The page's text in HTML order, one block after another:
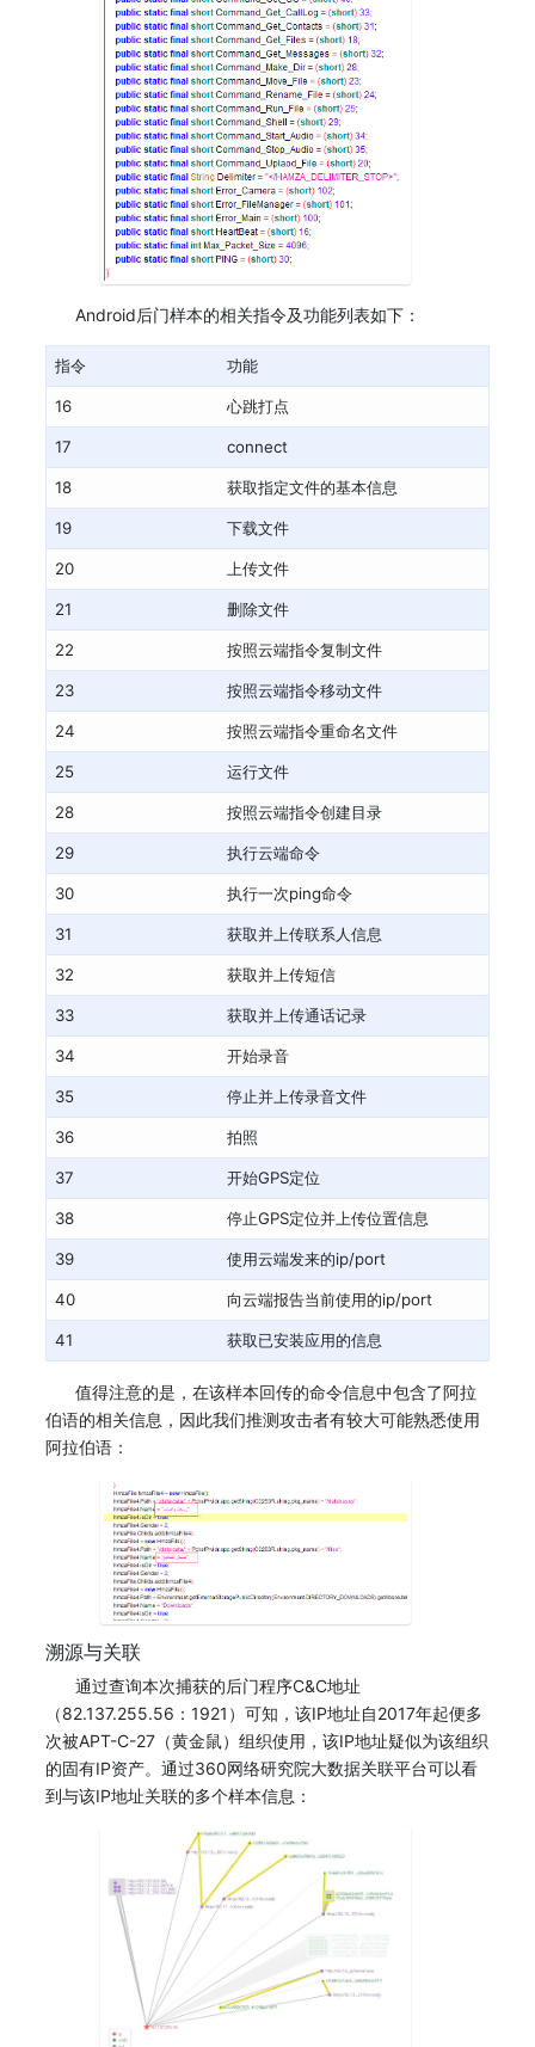
Android后门样本的相关指令及功能列表如下：
指令 功能
16 心跳打点
17 connect
18 获取指定文件的基本信息
19 下载文件
20 上传文件
21 删除文件
22 按照云端指令复制文件
23 按照云端指令移动文件
24 按照云端指令重命名文件
25 运行文件
28 按照云端指令创建目录
29 执行云端命令
30 执行一次ping命令
31 获取并上传联系人信息
32 获取并上传短信
33 获取并上传通话记录
34 开始录音
35 停止并上传录音文件
36 拍照
37 开始GPS定位
38 停止GPS定位并上传位置信息
39 使用云端发来的ip/port
40 向云端报告当前使用的ip/port
41 获取已安装应用的信息
值得注意的是，在该样本回传的命令信息中包含了阿拉
伯语的相关信息，因此我们推测攻击者有较大可能熟悉使用
阿拉伯语：
溯源与关联
通过查询本次捕获的后门程序C&C地址
（82.137.255.56：1921）可知，该IP地址自2017年起便多
次被APT-C-27（黄金鼠）组织使用，该IP地址疑似为该组织
的固有IP资产。通过360网络研究院大数据关联平台可以看
到与该IP地址关联的多个样本信息：